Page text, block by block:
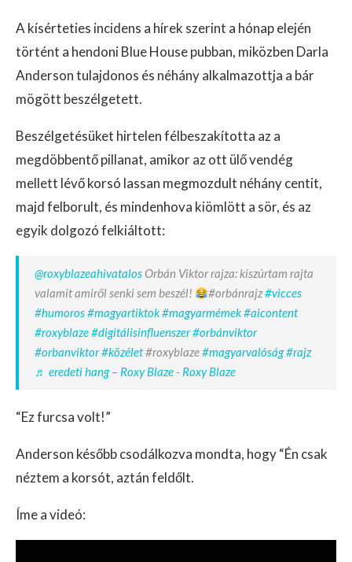
A kísérteties incidens a hírek szerint a hónap elején
történt a hendoni Blue House pubban, miközben Darla
Anderson tulajdonos és néhány alkalmazottja a bár
mögött beszélgetett.
Beszélgetésüket hirtelen félbeszakította az a
megdöbbentő pillanat, amikor az ott ülő vendég
mellett lévő korsó lassan megmozdult néhány centit,
majd felborult, és mindenhova kiömlött a sör, és az
egyik dolgozó felkiáltott:
@roxyblazeahivatalosOrbán Viktor rajza: kiszúrtam rajta
valamit amiről senki sem beszél!
#orbánrajz#vicces
#humoros#magyartiktok#magyarmémek#aicontent
#roxyblaze#digitálisinfluenszer#orbánviktor
#orbanviktor#közélet#roxyblaze#magyarvalóság#rajz
♬ eredeti hang – Roxy Blaze - Roxy Blaze
“Ez furcsa volt!”
Anderson később csodálkozva mondta, hogy “Én csak
néztem a korsót, aztán feldőlt.
Íme a videó: